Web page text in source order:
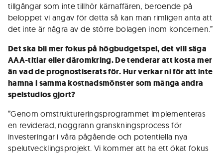
tillgångar som inte tillhör kärnaffären, beroende på
beloppet vi angav för detta så kan man rimligen anta att
det inte är några av de större bolagen inom koncernen.”
Det ska bli mer fokus på högbudgetspel, det vill säga
AAA-titlar eller däromkring. De tenderar att kosta mer
än vad de prognostiserats för. Hur verkar ni för att inte
hamna i samma kostnadsmönster som många andra
spelstudios gjort?
”Genom omstruktureringsprogrammet implementeras
en reviderad, noggrann granskningsprocess för
investeringar i våra pågående och potentiella nya
spelutvecklingsprojekt. Vi kommer att ha ett ökat fokus